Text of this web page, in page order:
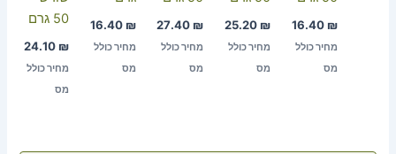
16.40 ₪
מחיר כולל
מס
25.20 ₪
מחיר כולל
מס
27.40 ₪
מחיר כולל
מס
16.40 ₪
מחיר כולל
מס
50 גרם
24.10 ₪
מחיר כולל
מס